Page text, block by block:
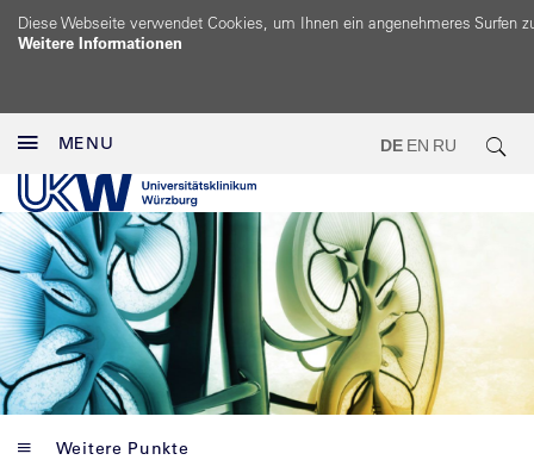
Diese Webseite verwendet Cookies, um Ihnen ein angenehmeres Surfen
Weitere Informationen
MENU DE EN RU
Weitere Punkte